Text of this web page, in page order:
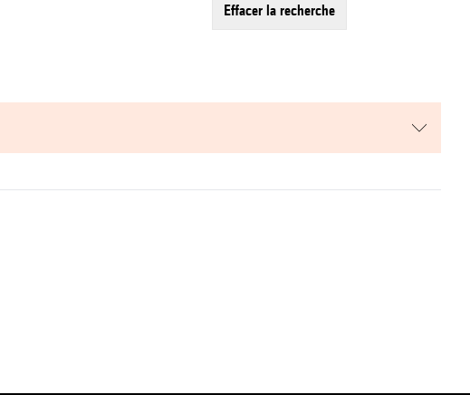
effacer la recherche